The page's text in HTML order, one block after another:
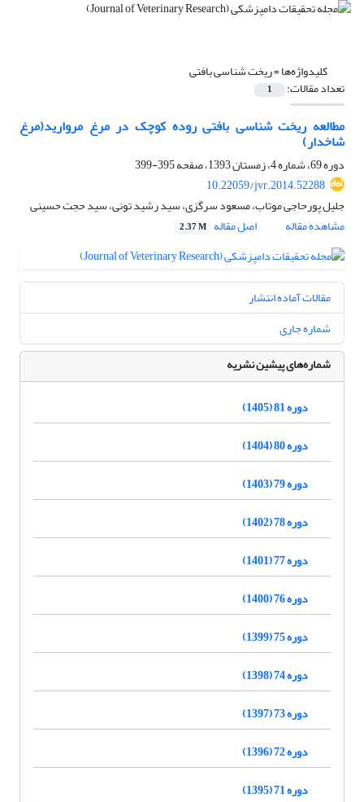
کلیدواژه‌ها =ریخت شناسی بافتی
تعداد مقالات: 1
مطالعه ریخت شناسی بافتی روده کوچک در مرغ مروارید(مرغ
شاخدار)
دوره 69، شماره 4، زمستان 1393، صفحه
395-399
10.22059/jvr.2014.52288
جلیل پورحاجی موتاب، مسعود سرگزی، سید رشید تونی، سید حجت حسینی
مشاهده مقاله
اصل مقاله 2.37 M
مقالات آماده انتشار
شماره جاری
شماره‌های پیشین نشریه
دوره 81 (1405)
دوره 80 (1404)
دوره 79 (1403)
دوره 78 (1402)
دوره 77 (1401)
دوره 76 (1400)
دوره 75 (1399)
دوره 74 (1398)
دوره 73 (1397)
دوره 72 (1396)
دوره 71 (1395)